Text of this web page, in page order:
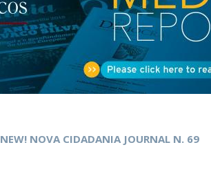
Palestra Anual Alexis de Tocqueville
Conferências do Atlântico
Seminários Internacionais
Palestra Anual Winston Churchill
IEP Alumni Club
NEW! NOVA CIDADANIA JOURNAL N. 69